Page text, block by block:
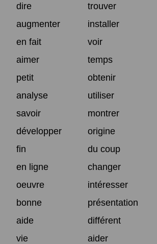
dire
trouver
augmenter
installer
en fait
voir
aimer
temps
petit
obtenir
analyse
utiliser
savoir
montrer
développer
origine
fin
du coup
en ligne
changer
oeuvre
intéresser
bonne
présentation
aide
différent
vie
aider